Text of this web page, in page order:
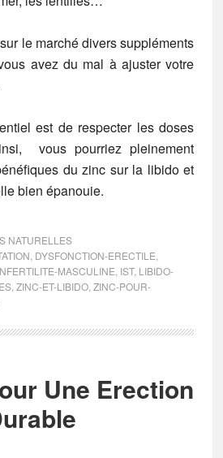
le marché divers suppléments
avez du mal à ajuster votre
est de respecter les doses
vous pourriez pleinement
du zinc sur la libido et
bien épanouie.
NATURELLES
DYSFONCTION-ERECTILE
MASCULINE IST, LIBIDO-
, ZINC-ET-LIBIDO, ZINC-POUR-
Une Erection